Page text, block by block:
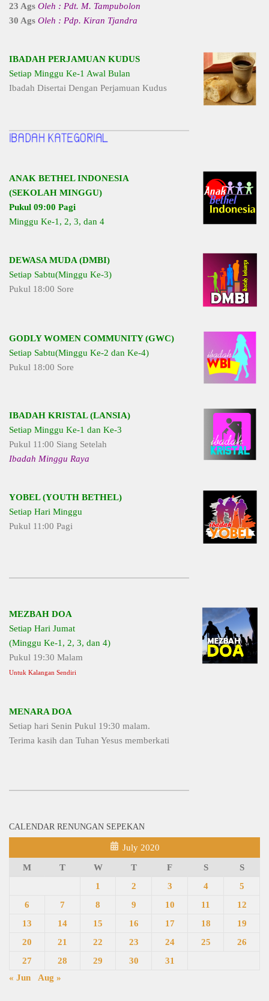
23 Ags Oleh : Pdt. M. Tampubolon
30 Ags Oleh : Pdp. Kiran Tjandra
IBADAH PERJAMUAN KUDUS
Setiap Minggu Ke-1 Awal Bulan
Ibadah Disertai Dengan Perjamuan Kudus
ANAK BETHEL INDONESIA
(SEKOLAH MINGGU)
Pukul 09:00 Pagi
Minggu Ke-1, 2, 3, dan 4
DEWASA MUDA (DMBI)
Setiap Sabtu(Minggu Ke-3)
Pukul 18:00 Sore
GODLY WOMEN COMMUNITY (GWC)
Setiap Sabtu(Minggu Ke-2 dan Ke-4)
Pukul 18:00 Sore
IBADAH KRISTAL (LANSIA)
Setiap Minggu Ke-1 dan Ke-3
Pukul 11:00 Siang Setelah
Ibadah Minggu Raya
YOBEL (YOUTH BETHEL)
Setiap Hari Minggu
Pukul 11:00 Pagi
MEZBAH DOA
Setiap Hari Jumat
(Minggu Ke-1, 2, 3, dan 4)
Pukul 19:30 Malam
Untuk Kalangan Sendiri
MENARA DOA
Setiap hari Senin Pukul 19:30 malam.
Terima kasih dan Tuhan Yesus memberkati
CALENDAR RENUNGAN SEPEKAN
July 2020
M T W T F S
S
1
2 3 4
5
6
7 8 9 10 11
12
13
14 15 16 17 18
19
20
21 22 23 24 25
26
27
28 29 30
31
« Jun
Aug »